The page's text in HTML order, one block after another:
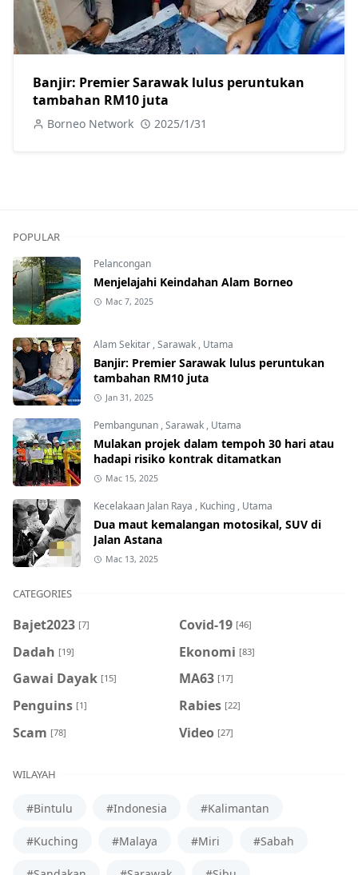
Banjir: Premier Sarawak lulus peruntukan
tambahan RM10 juta
Borneo Network 2025/1/31
POPULAR
Pelancongan
Menjelajahi Keindahan Alam Borneo
Mac 7, 2025
Alam Sekitar ,Sarawak , Utama
Banjir: Premier Sarawak lulus peruntukan
tambahan RM10 juta
Jan 31, 2025
Pembangunan ,Sarawak , Utama
Mulakan projek dalam tempoh 30 hari atau
hadapi risiko kontrak ditamatkan
Mac 15, 2025
Kecelakaan Jalan Raya , Kuching , Utama
Dua maut kemalangan motosikal, SUV di
Jalan Astana
Mac 13, 2025
CATEGORIES
Bajet2023 [7] Covid-19 [46]
Dadah [19] Ekonomi [83]
Gawai Dayak [15] MA63 [17]
Penguins [1] Rabies [22]
Scam [78] Video [27]
WILAYAH
#Bintulu #Indonesia #Kalimantan
#Kuching #Malaya #Miri #Sabah